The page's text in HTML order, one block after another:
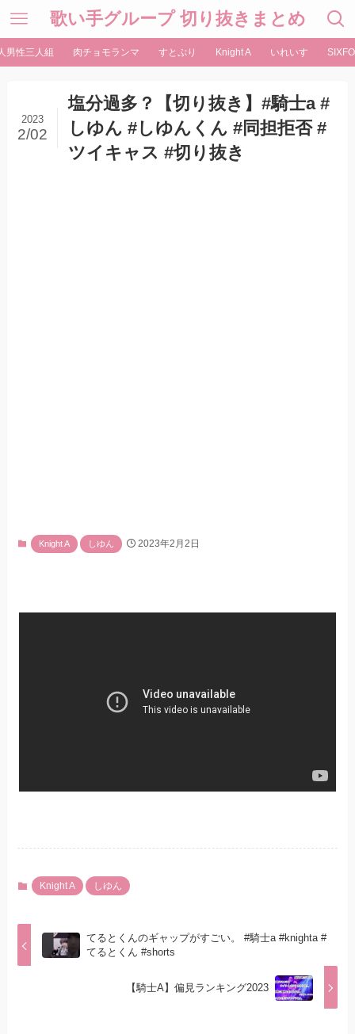
歌い手グループ 切り抜きまとめ
男性三人組 肉チョモランマ すとぷり Knight A いれいす
塩分過多？【切り抜き】#騎士a #
しゆん #しゆんくん #同担拒否 #
ツイキャス #切り抜き
2023
2/02
Knight A しゆん 2023年2月2日
Knight A しゆん
てるとくんのギャップがすごい。 #騎士a #knighta #
てるとくん #shorts
【騎士A】偏見ランキング2023